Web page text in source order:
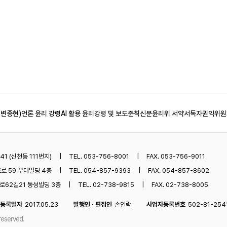
종현)언론 윤리 강령AI 활용 윤리강령 및 보도준칙신문윤리위 서약서독자권익위
(신천동 111번지) TEL. 053-756-8001
FAX. 053-756-9011
로 59 우대빌딩 4층
TEL. 054-857-9393
FAX. 054-857-8602
62길21 동성빌딩 3층
TEL. 02-738-9815 FAX. 02-738-8005
등록일자 2017.05.23 발행인 · 편집인 손인락 사업자등록번호 502-81-